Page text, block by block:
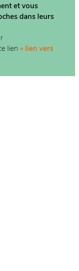
et vous
dans leurs
lien « lien vers